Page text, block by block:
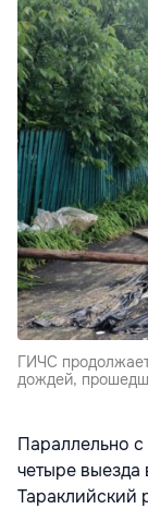
ГИЧС
дождей,
Параллельно
четыре
Тараклийский